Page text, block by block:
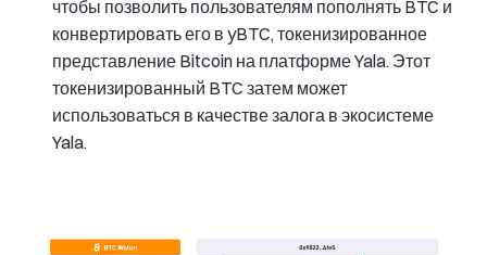
чтобы позволить пользователям пополнять BTC и
конвертировать его в yBTC, токенизированное
представление Bitcoin на платформе Yala. Этот
токенизированный BTC затем может
использоваться в качестве залога в экосистеме
Yala.